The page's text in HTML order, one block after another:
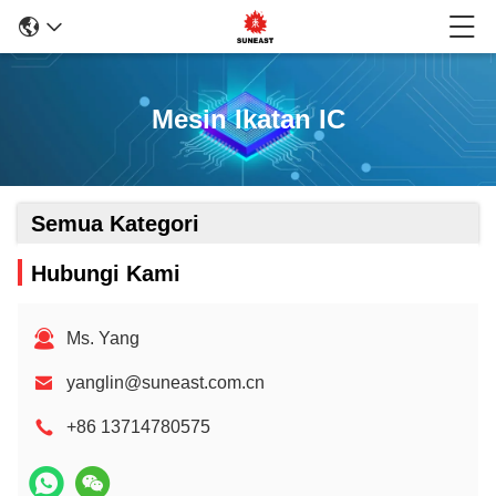
Mesin Ikatan IC
Semua Kategori
Hubungi Kami
Ms. Yang
yanglin@suneast.com.cn
+86 13714780575